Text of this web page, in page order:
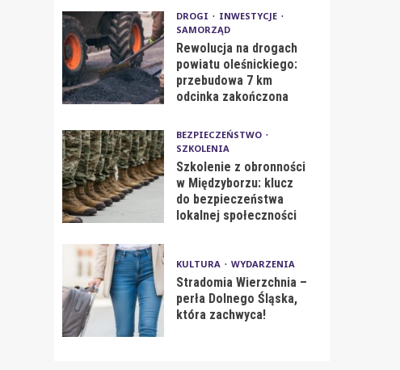
DROGI
INWESTYCJE
SAMORZĄD
Rewolucja na drogach
powiatu oleśnickiego:
przebudowa 7 km
odcinka zakończona
BEZPIECZEŃSTWO
SZKOLENIA
Szkolenie z obronności
w Międzyborzu: klucz
do bezpieczeństwa
lokalnej społeczności
KULTURA WYDARZENIA
Stradomia Wierzchnia –
perła Dolnego Śląska,
która zachwyca!